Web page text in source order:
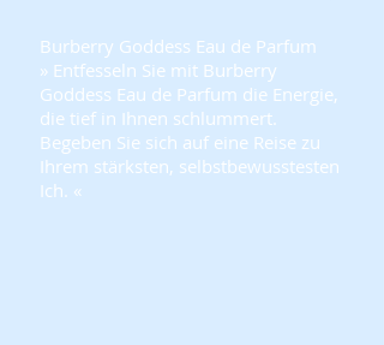
Burberry Goddess Eau de Parfum
» Entfesseln Sie mit Burberry
Goddess Eau de Parfum die Energie,
die tief in Ihnen schlummert.
Begeben Sie sich auf eine Reise zu
Ihrem stärksten, selbstbewusstesten
Ich. «